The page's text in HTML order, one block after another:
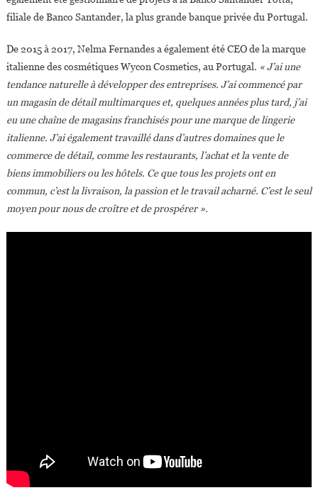
filiale de Banco Santander, la plus grande banque privée du Portugal.
De 2015 à 2017, Nelma Fernandes a également été CEO de la marque
italienne des cosmétiques Wycon Cosmetics, au Portugal. « J’ai une
tendance naturelle à développer des entreprises. J’ai commencé par
un magasin de détail multimarques et, quelques années plus tard, j’ai
eu une chaîne de magasins franchisés pour une marque de lingerie
italienne. J’ai également travaillé dans d’autres domaines que le
commerce de détail, comme les restaurants, l’achat et la vente de
biens immobiliers ou les hôtels. Ce que tous les projets ont en
commun, c’est la livraison, la passion et le travail acharné. C’est le seul
moyen pour nous de croître et de prospérer ».